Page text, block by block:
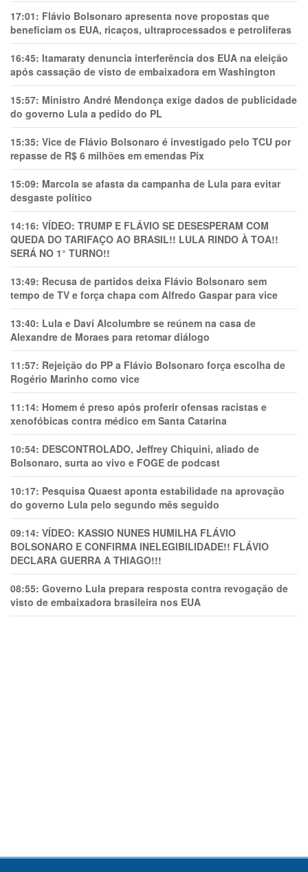
17:01: Flávio Bolsonaro apresenta nove propostas que
beneficiam os EUA, ricaços, ultraprocessados e petrolíferas
16:45: Itamaraty denuncia interferência dos EUA na eleição
após cassação de visto de embaixadora em Washington
15:57: Ministro André Mendonça exige dados de publicidade
do governo Lula a pedido do PL
15:35: Vice de Flávio Bolsonaro é investigado pelo TCU por
repasse de R$ 6 milhões em emendas Pix
15:09: Marcola se afasta da campanha de Lula para evitar
desgaste político
14:16: VÍDEO: TRUMP E FLÁVIO SE DESESPERAM COM
QUEDA DO TARIFAÇO AO BRASIL!! LULA RINDO À TOA!!
SERÁ NO 1° TURNO!!
13:49: Recusa de partidos deixa Flávio Bolsonaro sem
tempo de TV e força chapa com Alfredo Gaspar para vice
13:40: Lula e Davi Alcolumbre se reúnem na casa de
Alexandre de Moraes para retomar diálogo
11:57: Rejeição do PP a Flávio Bolsonaro força escolha de
Rogério Marinho como vice
11:14: Homem é preso após proferir ofensas racistas e
xenofóbicas contra médico em Santa Catarina
10:54: DESCONTROLADO, Jeffrey Chiquini, aliado de
Bolsonaro, surta ao vivo e FOGE de podcast
10:17: Pesquisa Quaest aponta estabilidade na aprovação
do governo Lula pelo segundo mês seguido
09:14: VÍDEO: KASSIO NUNES HUMlLHA FLÁVIO
BOLSONARO E CONFIRMA INELEGIBILIDADE!! FLÁVIO
DECLARA GUERRA A THIAGO!!!
08:55: Governo Lula prepara resposta contra revogação de
visto de embaixadora brasileira nos EUA